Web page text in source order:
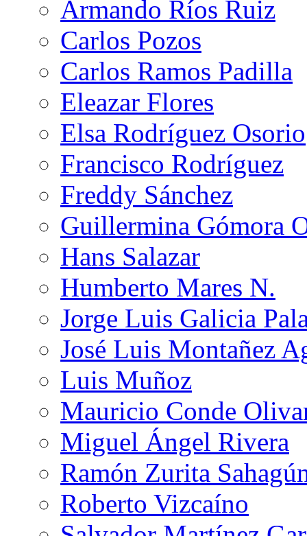
Armando Ríos Ruiz
Carlos Pozos
Carlos Ramos Padilla
Eleazar Flores
Elsa Rodríguez Osorio
Francisco Rodríguez
Freddy Sánchez
Guillermina Gómora
Hans Salazar
Humberto Mares N.
Jorge Luis Galicia
José Luis Montañez
Luis Muñoz
Mauricio Conde
Miguel Ángel Rivera
Ramón Zurita
Roberto Vizcaíno